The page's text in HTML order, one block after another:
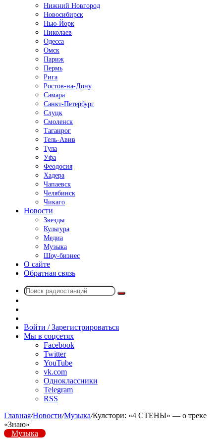
Нижний Новгород
Новосибирск
Нью-Йорк
Николаев
Одесса
Омск
Париж
Пермь
Рига
Ростов-на-Дону
Самара
Санкт-Петербург
Слуцк
Смоленск
Таганрог
Тель-Авив
Тула
Уфа
Феодосия
Хадера
Чапаевск
Челябинск
Чикаго
Новости
Звезды
Культура
Медиа
Музыка
Шоу-бизнес
О сайте
Обратная связь
Поиск
радио
Войти / Зарегистрироваться
Мы в соцсетях
Facebook
Twitter
YouTube
vk.com
Одноклассники
Telegram
RSS
Главная/Новости/Музыка/Кулстори: «4 СТЕНЫ» — о треке
«Знаю»
Музыка